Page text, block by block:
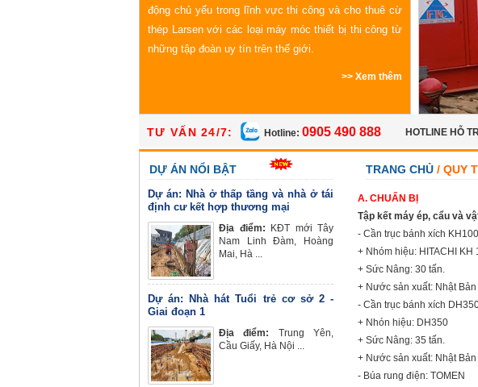
động chủ yếu trong lĩnh vực thi công và cho thuê cừ
thép Larsen với các loại máy móc thiết bị thi công từ
những tập đoàn uy tín trên thế giới.
>> Xem thêm
TƯ VẤN 24/7: Hotline: 0905 490 888 HOTLINE HỖ
DỰ ÁN NỔI BẬT
Dự án: Nhà ở thấp tầng và nhà ở tái
định cư kết hợp thương mại
Địa điểm: KĐT mới Tây
Nam Linh Đàm, Hoàng
Mai, Hà ...
Dự án: Nhà hát Tuổi trẻ cơ sở 2 -
Giai đoạn 1
Địa điểm: Trung Yên,
Cầu Giấy, Hà Nội ...
TRANG CHỦ / QUY
A. CHUẨN BỊ
Tập kết máy ép, cẩu và
- Cần trục bánh xích KH100
+ Nhóm hiệu: HITACHI KH
+ Sức Nâng: 30 tấn.
+ N­ước sản xuất: Nhật Bản
- Cần trục bánh xích
+ Nhón hiệu: DH350
+ Sức Nâng: 35 tấn.
+ Nư­ớc sản xuất: Nhật Bản
- Búa rung điện: TOMEN